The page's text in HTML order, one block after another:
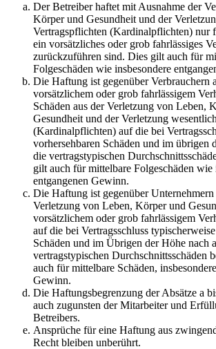
Der Betreiber haftet mit Ausnahme der
Körper und Gesundheit und der
Vertragspflichten (Kardinalpflichten) nur
ein vorsätzliches oder grob fahrlässiges
zurückzuführen sind. Dies gilt auch für
Folgeschäden wie insbesondere
Die Haftung ist gegenüber Verbrauchern
vorsätzlichem oder grob fahrlässigem
Schäden aus der Verletzung von Leben,
Gesundheit und der Verletzung
(Kardinalpflichten) auf die bei
vorhersehbaren Schäden und im übrigen
die vertragstypischen
gilt auch für mittelbare Folgeschäden wie
entgangenen Gewinn.
Die Haftung ist gegenüber Unternehmern
Verletzung von Leben, Körper und
vorsätzlichem oder grob fahrlässigem
auf die bei Vertragsschluss
Schäden und im Übrigen der Höhe nach
vertragstypischen Durchschnittsschäden
auch für mittelbare Schäden,
Gewinn.
Die Haftungsbegrenzung der Absätze a
auch zugunsten der Mitarbeiter und
Betreibers.
Ansprüche für eine Haftung aus
Recht bleiben unberührt.